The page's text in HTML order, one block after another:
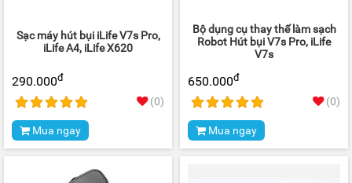
Sạc máy hút bụi iLife V7s Pro,
iLife A4, iLife X620
290.000đ
(0)
Mua ngay
Bộ dụng cụ thay thế làm sạch
Robot Hút bụi V7s Pro, iLife
V7s
650.000đ
(0)
Mua ngay